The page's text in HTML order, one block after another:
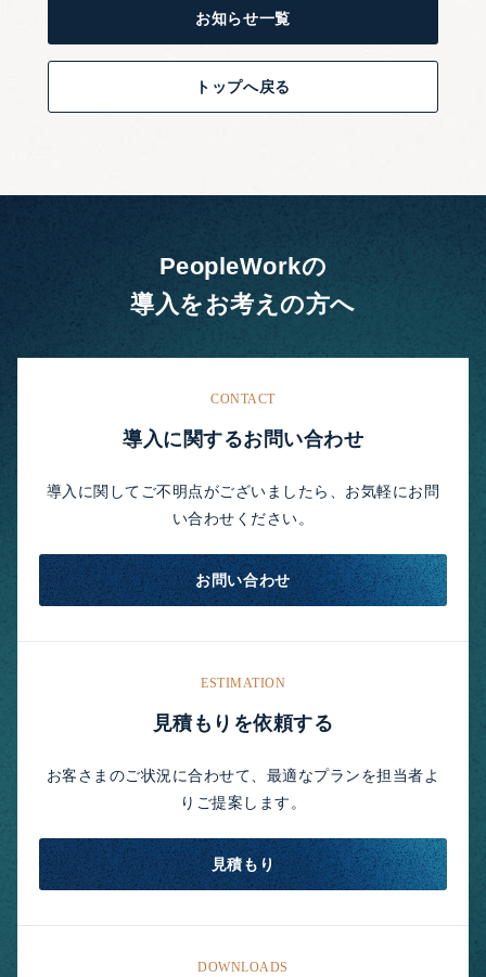
お知らせ一覧
トップへ戻る
PeopleWorkの
導入をお考えの方へ
CONTACT
導入に関するお問い合わせ
導入に関してご不明点がございましたら、お気軽にお問
い合わせください。
お問い合わせ
ESTIMATION
見積もりを依頼する
お客さまのご状況に合わせて、最適なプランを担当者よ
りご提案します。
見積もり
DOWNLOADS